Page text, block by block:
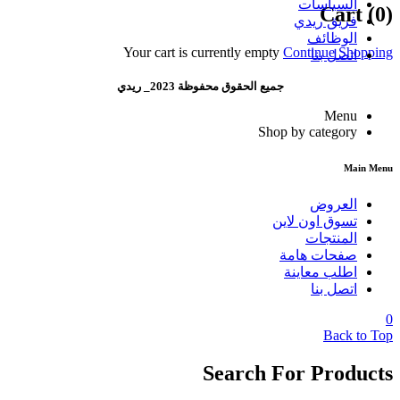
Cart (0)
Your cart is currently empty Continue Shopping
السياسات
فريق ريدي
الوظائف
اتصل بنا
جميع الحقوق محفوظة 2023_ ريدي
Menu
Shop by category
Main Menu
العروض
تسوق اون لاين
المنتجات
صفحات هامة
اطلب معاينة
اتصل بنا
0
Back to Top
Search For Products